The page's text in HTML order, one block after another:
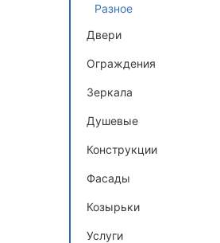
Разное
Двери
Ограждения
Зеркала
Душевые
Конструкции
Фасады
Козырьки
Услуги